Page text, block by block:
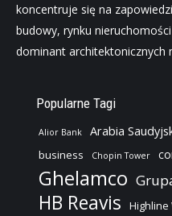
koncentruje się na
budowy, rynku
dominant architektonicznych
Popularne Tagi
Alior Bank Arabia
business Chopin Tower
Ghelamco
HB Reavis Highline